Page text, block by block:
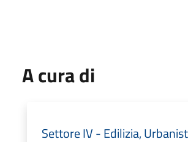
A cura di
Settore IV - Edilizia,